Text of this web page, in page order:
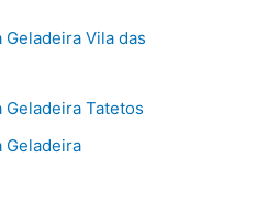
Vila das
Tatetos
Geladeira